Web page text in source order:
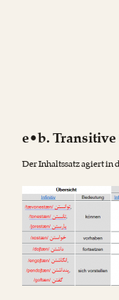
e•b.
Der Inhaltssatz agiert in